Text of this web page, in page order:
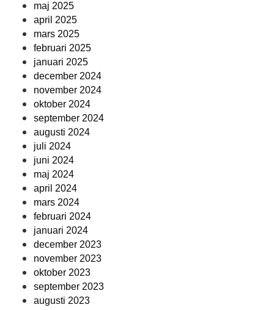
maj 2025
april 2025
mars 2025
februari 2025
januari 2025
december 2024
november 2024
oktober 2024
september 2024
augusti 2024
juli 2024
juni 2024
maj 2024
april 2024
mars 2024
februari 2024
januari 2024
december 2023
november 2023
oktober 2023
september 2023
augusti 2023